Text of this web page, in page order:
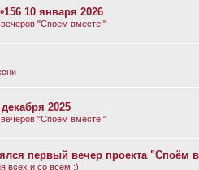
10 января 2026
"Споем вместе!"
2025
"Споем вместе!"
первый вечер проекта "Споём
всех и со всем :)